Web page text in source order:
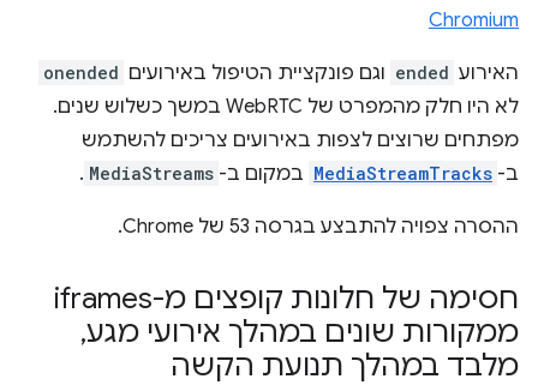
Chromium
האירוע ended וגם פונקציית הטיפול באירועים onended
לא היו חלק מהמפרט של WebRTC במשך כשלוש שנים.
מפתחים שרוצים לצפות באירועים צריכים להשתמש
ב- MediaStreamTracks במקום ב- MediaStreams
.
ההסרה צפויה להתבצע בגרסה 53 של Chrome.
חסימה של חלונות קופצים מ-iframes
ממקורות שונים במהלך אירועי מגע,
מלבד במהלך תנועת הקשה